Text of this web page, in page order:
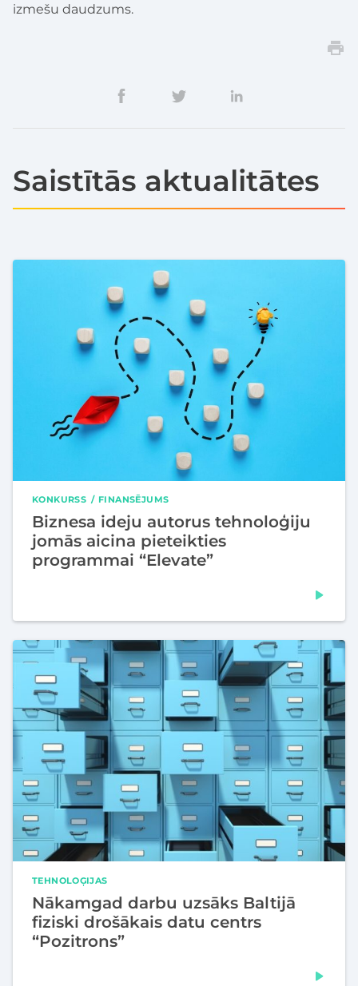
izmešu daudzums.
Saistītās aktualitātes
KONKURSS FINANSĒJUMS
Biznesa ideju autorus tehnoloģiju
jomās aicina pieteikties
programmai “Elevate”
TEHNOLOĢIJAS
Nākamgad darbu uzsāks Baltijā
fiziski drošākais datu centrs
“Pozitrons”